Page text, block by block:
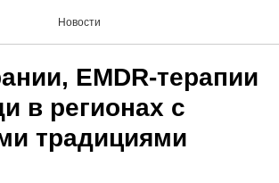
Новости
EMDR-терапии
в регионах с
традициями